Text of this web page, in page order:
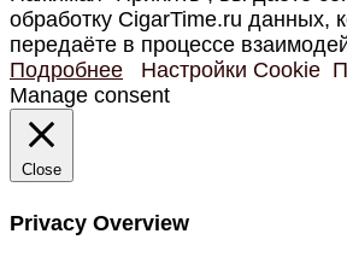
обработку CigarTime.ru данных,
передаёте в процессе
Подробнее
Настройки Cookie
Manage consent
Close
Privacy Overview